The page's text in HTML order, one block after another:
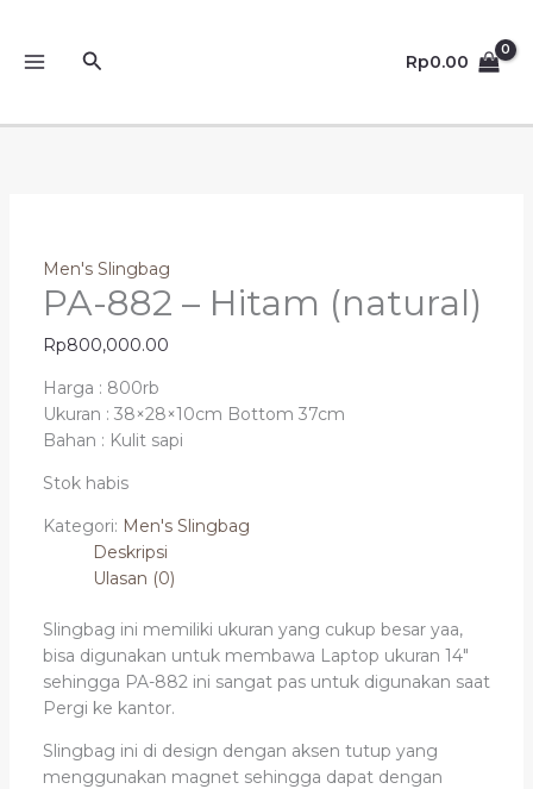
konten
Cari Rp0.00
Men's Slingbag
PA-882 – Hitam (natural)
Rp800,000.00
Harga : 800rb
Ukuran : 38×28×10cm Bottom 37cm
Bahan : Kulit sapi
Stok habis
Kategori: Men's Slingbag
Deskripsi
Ulasan (0)
Slingbag ini memiliki ukuran yang cukup besar yaa,
bisa digunakan untuk membawa Laptop ukuran 14″
sehingga PA-882 ini sangat pas untuk digunakan saat
Pergi ke kantor.
Slingbag ini di design dengan aksen tutup yang
menggunakan magnet sehingga dapat dengan